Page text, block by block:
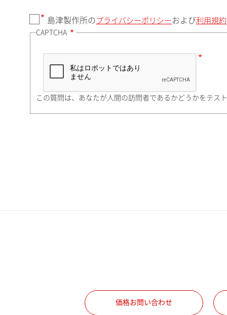
町名・番地（勤務先）
島津製作所の プライバシーポリシー および利用規約
CAPTCHA
この質問は、あなたが人間の訪問者であるかどうかをテス
価格お問い合わせ